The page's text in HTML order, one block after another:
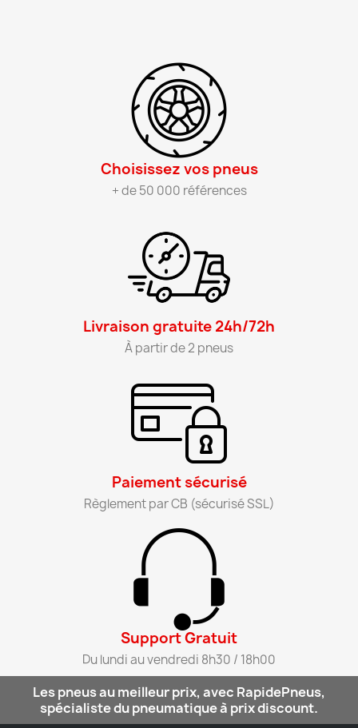
Choisissez vos pneus​
+ de 50 000 références
Livraison gratuite 24h/72h​
À partir de 2 pneus​
Paiement sécurisé​
Règlement par CB (sécurisé SSL)​
Support Gratuit​
Du lundi au vendredi 8h30 / 18h00​
Les pneus au meilleur prix, avec RapidePneus,
spécialiste du pneumatique à prix discount.